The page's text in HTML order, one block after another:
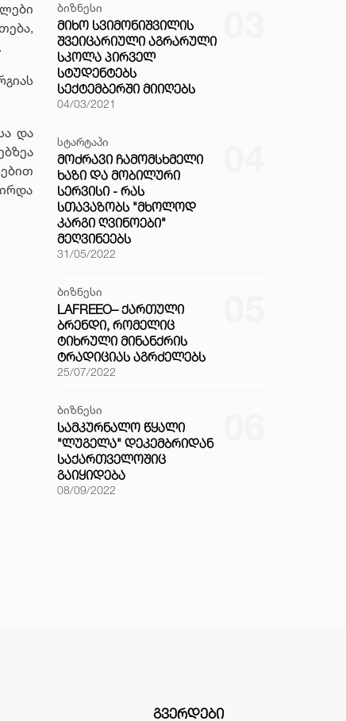
და
ბიზნესი
ᲛᲘᲮᲝ ᲡᲕᲘᲛᲝᲜᲘᲨᲕᲘᲚᲘᲡ
ᲨᲕᲔᲘᲪᲐᲠᲘᲣᲚᲘ ᲐᲒᲠᲐᲠᲣᲚᲘ
ᲡᲙᲝᲚᲐ ᲞᲘᲠᲕᲔᲚ
ᲡᲢᲣᲓᲔᲜᲢᲔᲑᲡ
ᲡᲔᲥᲢᲔᲛᲑᲔᲠᲨᲘ ᲛᲘᲘᲦᲔᲑᲡ
04/03/2021
სტარტაპი
ᲛᲝᲫᲠᲐᲕᲘ ᲩᲐᲛᲝᲛᲡᲮᲛᲔᲚᲘ
ᲮᲐᲖᲘ ᲓᲐ ᲛᲝᲑᲘᲚᲣᲠᲘ
ᲡᲔᲠᲕᲘᲡᲘ - ᲠᲐᲡ
ᲡᲗᲐᲕᲐᲖᲝᲑᲡ "ᲛᲮᲝᲚᲝᲓ
ᲙᲐᲠᲒᲘ ᲦᲕᲘᲜᲝᲔᲑᲘ"
ᲛᲔᲦᲕᲘᲜᲔᲔᲑᲡ
31/05/2022
ბიზნესი
LAFREEO– ᲥᲐᲠᲗᲣᲚᲘ
ᲑᲠᲔᲜᲓᲘ, ᲠᲝᲛᲔᲚᲘᲪ
ᲢᲘᲮᲠᲣᲚᲘ ᲛᲘᲜᲐᲜᲥᲠᲘᲡ
ᲢᲠᲐᲓᲘᲪᲘᲐᲡ ᲐᲒᲠᲫᲔᲚᲔᲑᲡ
25/07/2022
ბიზნესი
ᲡᲐᲛᲙᲣᲠᲜᲐᲚᲝ ᲬᲧᲐᲚᲘ
"ᲚᲣᲒᲔᲚᲐ" ᲓᲔᲙᲔᲛᲑᲠᲘᲓᲐᲜ
ᲡᲐᲥᲐᲠᲗᲕᲔᲚᲝᲨᲘᲪ
ᲒᲐᲘᲧᲘᲓᲔᲑᲐ
08/09/2022
ᲒᲕᲔᲠᲓᲔᲑᲘ